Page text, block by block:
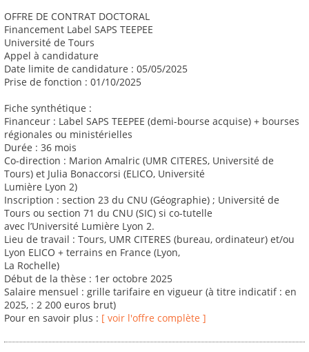
OFFRE DE CONTRAT DOCTORAL
Financement Label SAPS TEEPEE
Université de Tours
Appel à candidature
Date limite de candidature : 05/05/2025
Prise de fonction : 01/10/2025
Fiche synthétique :
Financeur : Label SAPS TEEPEE (demi-bourse acquise) + bourses
régionales ou ministérielles
Durée : 36 mois
Co-direction : Marion Amalric (UMR CITERES, Université de
Tours) et Julia Bonaccorsi (ELICO, Université
Lumière Lyon 2)
Inscription : section 23 du CNU (Géographie) ; Université de
Tours ou section 71 du CNU (SIC) si co-tutelle
avec l’Université Lumière Lyon 2.
Lieu de travail : Tours, UMR CITERES (bureau, ordinateur) et/ou
Lyon ELICO + terrains en France (Lyon,
La Rochelle)
Début de la thèse : 1er octobre 2025
Salaire mensuel : grille tarifaire en vigueur (à titre indicatif : en
2025, : 2 200 euros brut)
Pour en savoir plus : [ voir l'offre complète ]